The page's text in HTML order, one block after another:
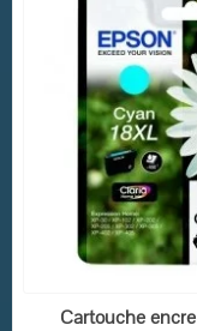
Cartouche